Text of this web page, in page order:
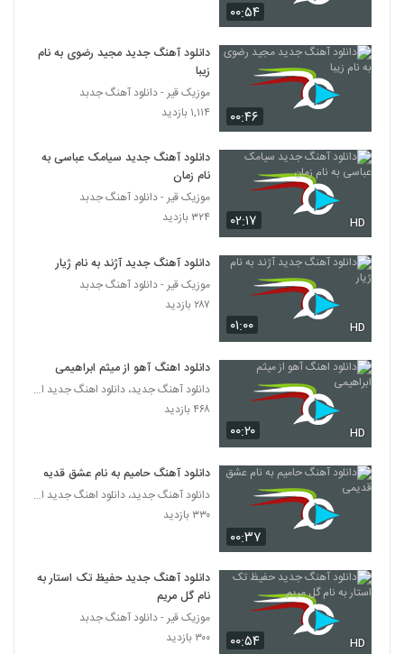
41
Nadarad
42
آصف آریا آهنگ چه عجب (رمیکس)
۱,۴۳۹ بازدید
دانلود آهنگ جدید و زیبای امیر عباس گلاب با
نام کودکانه
۸۷۶ بازدید
44
موزیک زیبای مستم کن از بابک ارجمند
۱,۱۶۵ بازدید
سجاد حاتمی آهنگ عزیزترینی
۹۳۷ بازدید
Derayan Toro Mikham
47
آهنگ مهدی غریب بنام حالا حالا
دانلود آهنگ وصال امیری تقدیر
۱,۷۱۶ بازدید
دانلود آهنگ سیامک عباسی من دیوانه نیستم
۰۰:۵۴
۰۰:۴۶
دانلود آهنگ جدید مجید رضوی به نام
زیبا
موزیک قیر - دانلود آهنگ جدبد
۱,۱۱۴ بازدید
۰۲:۱۷ HD
دانلود آهنگ جدید سیامک عباسی به
نام زمان
موزیک قیر - دانلود آهنگ جدبد
۳۲۴ بازدید
۰۱:۰۰ HD
دانلود آهنگ جدید آژند به نام ژیار
موزیک قیر - دانلود آهنگ جدبد
۲۸۷ بازدید
۰۰:۲۰ HD
دانلود اهنگ آهو از میثم ابراهیمی
دانلود آهنگ جدید، دانلود اهنگ جدید ایرانی
۴۶۸ بازدید
۰۰:۳۷
دانلود آهنگ حامیم به نام عشق قدیمی
دانلود آهنگ جدید، دانلود اهنگ جدید ایرانی
۳۳۰ بازدید
۰۰:۵۴ HD
دانلود آهنگ جدید حفیظ تک استار به
نام گل مریم
موزیک قیر - دانلود آهنگ جدبد
۳۰۰ بازدید